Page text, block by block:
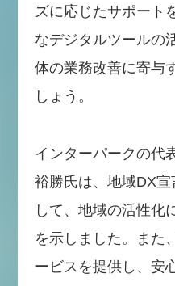
ズに応じたサポート
なデジタルツールの
体の業務改善に寄与
しょう。
インターパークの代
裕勝氏は、地域DX
して、地域の活性化
を示しました。また
ービスを提供し、安